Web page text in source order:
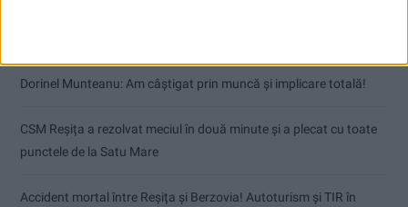
Dorinel Munteanu: Am câștigat prin muncă și implicare totală!
CSM Reșița a rezolvat meciul în două minute și a plecat cu toate
punctele de la Satu Mare
Accident mortal între Reșița și Berzovia! Autoturism și TIR în